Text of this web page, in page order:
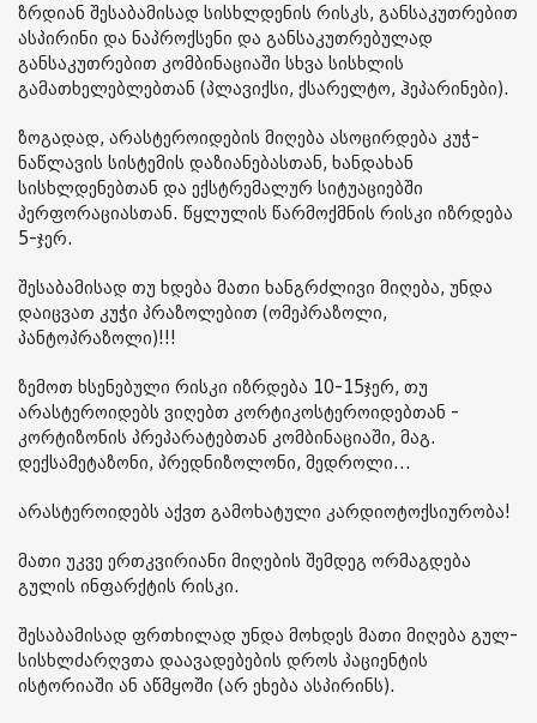
ზრდიან შესაბამისად სისხლდენის რისკს, განსაკუთრებით
ასპირინი და ნაპროქსენი და განსაკუთრებულად
განსაკუთრებით კომბინაციაში სხვა სისხლის
გამათხელებლებთან (პლავიქსი, ქსარელტო, ჰეპარინები).
ზოგადად, არასტეროიდების მიღება ასოცირდება კუჭ-
ნაწლავის სისტემის დაზიანებასთან, ხანდახან
სისხლდენებთან და ექსტრემალურ სიტუაციებში
პერფორაციასთან. წყლულის წარმოქმნის რისკი იზრდება
5-ჯერ.
შესაბამისად თუ ხდება მათი ხანგრძლივი მიღება, უნდა
დაიცვათ კუჭი პრაზოლებით (ომეპრაზოლი,
პანტოპრაზოლი)!!!
ზემოთ ხსენებული რისკი იზრდება 10-15ჯერ, თუ
არასტეროიდებს ვიღებთ კორტიკოსტეროიდებთან -
კორტიზონის პრეპარატებთან კომბინაციაში, მაგ.
დექსამეტაზონი, პრედნიზოლონი, მედროლი...
არასტეროიდებს აქვთ გამოხატული კარდიოტოქსიურობა!
მათი უკვე ერთკვირიანი მიღების შემდეგ ორმაგდება
გულის ინფარქტის რისკი.
შესაბამისად ფრთხილად უნდა მოხდეს მათი მიღება გულ-
სისხლძარღვთა დაავადებების დროს პაციენტის
ისტორიაში ან აწმყოში (არ ეხება ასპირინს).